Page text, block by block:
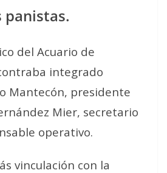
panistas.
del Acuario de
integrado
Mantecón, presidente
Mier, secretario
operativo.
vinculación con la